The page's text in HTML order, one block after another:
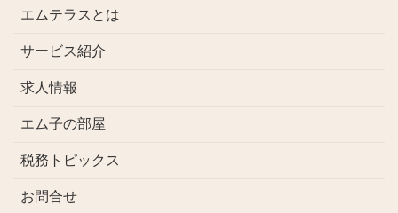
エムテラスとは
サービス紹介
求人情報
エム子の部屋
税務トピックス
お問合せ